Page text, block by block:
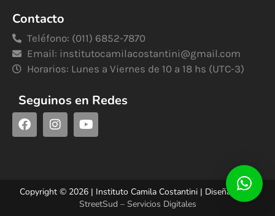
Contacto
Teléfono: (011) 6852-7870
Email: institutocamilacostantini@gmail.com
Horarios: Lunes a Viernes de 10 a 18 hs (UTC-3)
Seguinos en Redes
Copyright © 2026 | Instituto Camila Costantini | Diseñado por
StreetSud – Servicios Digitales